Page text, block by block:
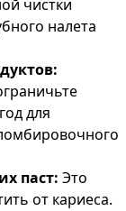
чистки
налета
для
паст: Это
от кариеса.